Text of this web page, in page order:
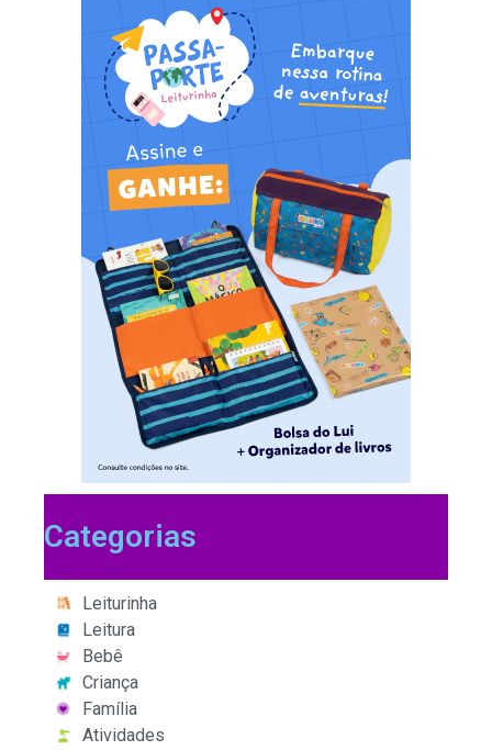
Categorias
Leiturinha
Leitura
Bebê
Criança
Família
Atividades